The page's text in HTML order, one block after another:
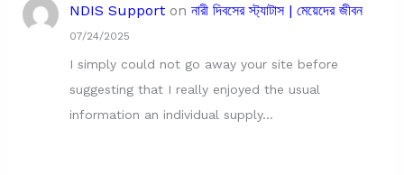
NDIS Supporton নারী দিবসের স্ট্যাটাস | মেয়েদের জীবন
07/24/2025
I simply could not go away your site before
suggesting that I really enjoyed the usual
information an individual supply…